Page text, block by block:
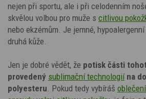
nejen při sportu, ale i při celodenním
skvělou volbou pro muže s citlivou
nebo ekzémům. Je jemné,
druhá kůže.
Jen je dobré vědět, že potisk části
provedený sublimační technologiína
polyesteru . Pokud tedy vybíráš